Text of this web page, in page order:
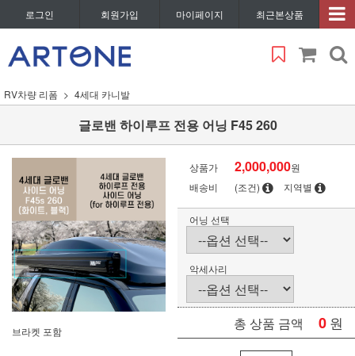
로그인 회원가입 마이페이지 최근본상품
RV차량 리폼 4세대 카니발
글로밴 하이루프 전용 어닝 F45 260
브라켓 포함
상품가 2,000,000원
배송비
(조건) 지역별
어닝 선택
악세사리
총 상품 금액 0 원